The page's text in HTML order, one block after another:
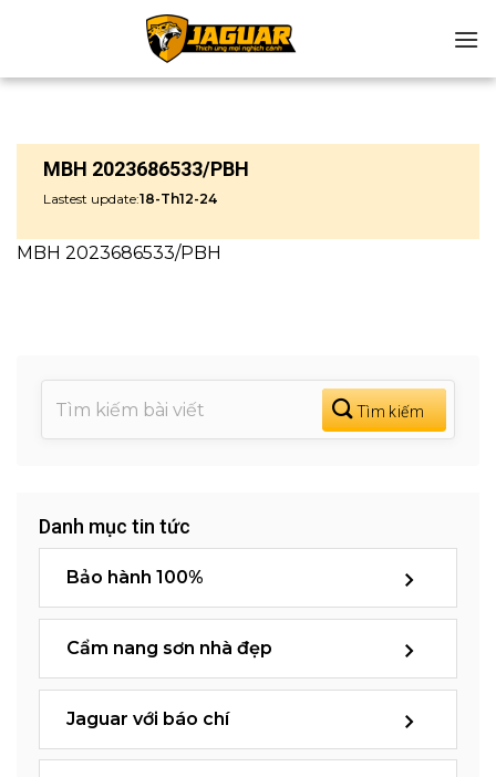
MBH 2023686533/PBH
Lastest update:18-Th12-24
MBH 2023686533/PBH
Danh mục tin tức
Bảo hành 100%
Cẩm nang sơn nhà đẹp
Jaguar với báo chí